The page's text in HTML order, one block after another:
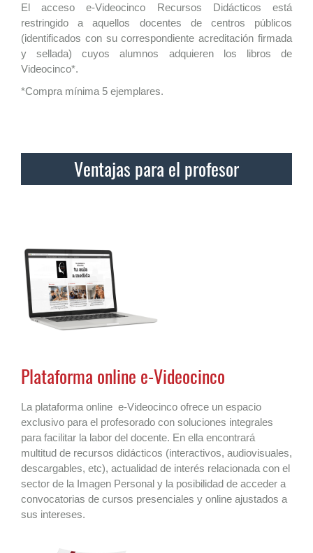
El acceso e-Videocinco Recursos Didácticos está
restringido a aquellos docentes de centros públicos
(identificados con su correspondiente acreditación firmada
y sellada) cuyos alumnos adquieren los libros de
Videocinco*.
*Compra mínima 5 ejemplares.
Ventajas para el profesor
Plataforma online e-Videocinco
La plataforma online e-Videocinco ofrece un espacio
exclusivo para el profesorado con soluciones integrales
para facilitar la labor del docente. En ella encontrará
multitud de recursos didácticos (interactivos, audiovisuales,
descargables, etc), actualidad de interés relacionada con el
sector de la Imagen Personal y la posibilidad de acceder a
convocatorias de cursos presenciales y online ajustados a
sus intereses.